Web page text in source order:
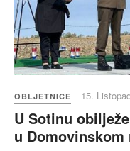
OBLJETNICE 15.
U Sotinu
u Domovinskom